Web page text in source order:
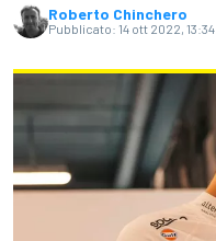
Roberto Chinchero
Pubblicato: 14 ott 2022, 13:34